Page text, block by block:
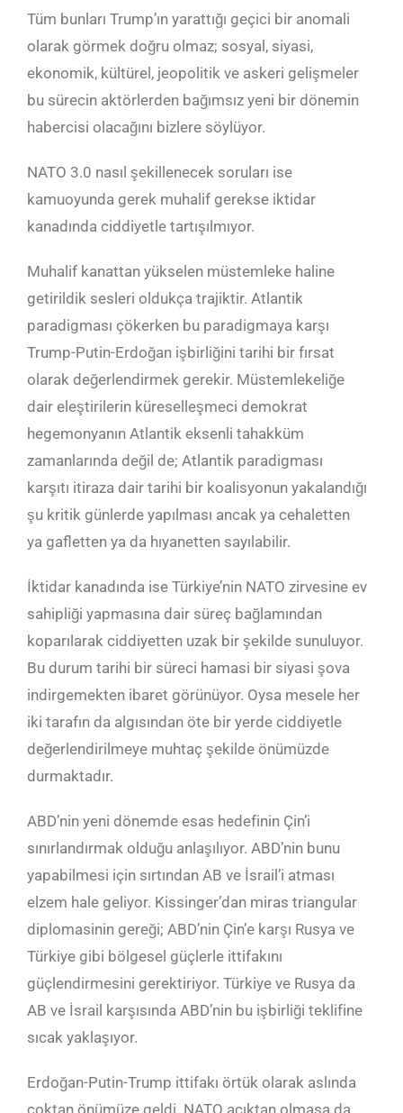
Tüm bunları Trump’ın yarattığı geçici bir anomali
olarak görmek doğru olmaz; sosyal, siyasi,
ekonomik, kültürel, jeopolitik ve askeri gelişmeler
bu sürecin aktörlerden bağımsız yeni bir dönemin
habercisi olacağını bizlere söylüyor.
NATO 3.0 nasıl şekillenecek soruları ise
kamuoyunda gerek muhalif gerekse iktidar
kanadında ciddiyetle tartışılmıyor.
Muhalif kanattan yükselen müstemleke haline
getirildik sesleri oldukça trajiktir. Atlantik
paradigması çökerken bu paradigmaya karşı
Trump-Putin-Erdoğan işbirliğini tarihi bir fırsat
olarak değerlendirmek gerekir. Müstemlekeliğe
dair eleştirilerin küreselleşmeci demokrat
hegemonyanın Atlantik eksenli tahakküm
zamanlarında değil de; Atlantik paradigması
karşıtı itiraza dair tarihi bir koalisyonun yakalandığı
şu kritik günlerde yapılması ancak ya cehaletten
ya gafletten ya da hıyanetten sayılabilir.
İktidar kanadında ise Türkiye’nin NATO zirvesine ev
sahipliği yapmasına dair süreç bağlamından
koparılarak ciddiyetten uzak bir şekilde sunuluyor.
Bu durum tarihi bir süreci hamasi bir siyasi şova
indirgemekten ibaret görünüyor. Oysa mesele her
iki tarafın da algısından öte bir yerde ciddiyetle
değerlendirilmeye muhtaç şekilde önümüzde
durmaktadır.
ABD’nin yeni dönemde esas hedefinin Çin’i
sınırlandırmak olduğu anlaşılıyor. ABD’nin bunu
yapabilmesi için sırtından AB ve İsrail’i atması
elzem hale geliyor. Kissinger’dan miras triangular
diplomasinin gereği; ABD’nin Çin’e karşı Rusya ve
Türkiye gibi bölgesel güçlerle ittifakını
güçlendirmesini gerektiriyor. Türkiye ve Rusya da
AB ve İsrail karşısında ABD’nin bu işbirliği teklifine
sıcak yaklaşıyor.
Erdoğan-Putin-Trump ittifakı örtük olarak aslında
çoktan önümüze geldi. NATO açıktan olmasa da